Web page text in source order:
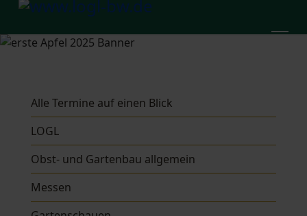
Alle Termine auf einen Blick
LOGL
Obst- und Gartenbau allgemein
Messen